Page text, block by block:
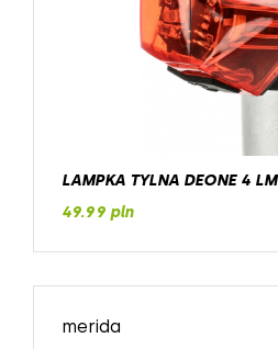
LAMPKA TYLNA DEONE 4 LM
49.99 pln
merida